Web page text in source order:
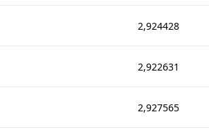
2,924428
2,922631
2,927565